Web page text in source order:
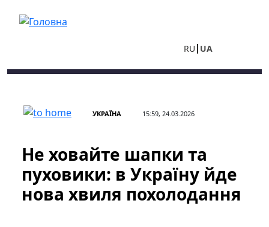
RU UA
УКРАЇНА 15:59, 24.03.2026
Не ховайте шапки та
пуховики: в Україну йде
нова хвиля похолодання